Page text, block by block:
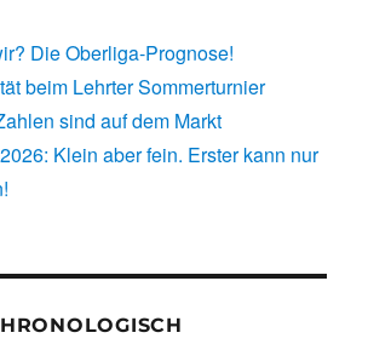
Die Oberliga-Prognose!
beim Lehrter Sommerturnier
sind auf dem Markt
Klein aber fein. Erster kann nur